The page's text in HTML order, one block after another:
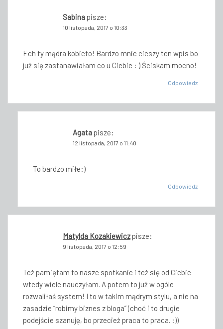
Sabina pisze:
10 listopada, 2017 o 10:33
Ech ty mądra kobieto! Bardzo mnie cieszy ten wpis bo
już się zastanawiałam co u Ciebie : ) Ściskam mocno!
Odpowiedz
Agata pisze:
12 listopada, 2017 o 11:40
To bardzo miłe:)
Odpowiedz
Matylda Kozakiewicz pisze:
9 listopada, 2017 o 12:59
Też pamiętam to nasze spotkanie i też się od Ciebie
wtedy wiele nauczyłam. A potem to już w ogóle
rozwaliłaś system! I to w takim mądrym stylu, a nie na
zasadzie “robimy biznes z bloga” (choć i to drugie
podejście szanuję, bo przecież praca to praca. :))